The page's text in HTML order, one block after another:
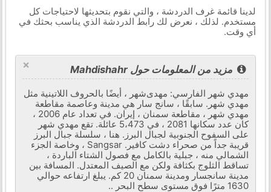
لدينا قائمة غرف الدردشة ، والتي نقوم بتحديثها لاحتياجات كل
مستخدم. لذلك ، نعرض لك رابط الدردشة الذي يناسب بحثك في
أي وقت.
× مزيد من المعلومات حول Mahdishahr
مهدي شهر الفارسي: مهدی‌شهر ، أيضًا بالحروف اللاتينية مثل
مهدي شهر. سابقًا ، سانج سار هي مدينة وعاصمة مقاطعة
مهدي شهر ، مقاطعة سمنان ، إيران. في تعداد عام 2006 ،
كان عدد سكانها 2081 ، في 5،473 عائلة. تقع مهدي شهر
على السفوح الجنوبية لجبال البرز. هنا ، سلسلة جبال البرز
قريبة جداً من صحراء دشت كافير. Sangsar ، وخاصة الجزء
الشمالي منه ، جبلية بالكامل مع فصول الشتاء الباردة ،
تساقط الثلوج بكثافة ولكن مع الصيف المعتدل. المسافة بين
مدينة سانجسار ومدينة سمنان 20 كم. يبلغ ارتفاعه حوالي
1630 مترًا فوق مستوى سطح البحر ..